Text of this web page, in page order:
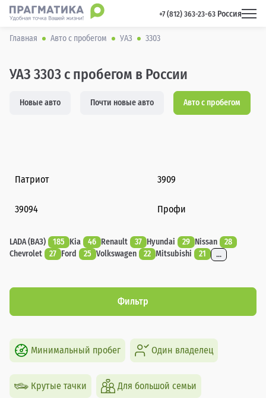
+7 (812) 363-23-63 Россия
Главная Авто с пробегом УАЗ 3303
УАЗ 3303 с пробегом в России
Новые авто Почти новые авто Авто с пробегом
Патриот 3909
39094 Профи
LADA (ВАЗ) 185 Kia 46 Renault 37 Hyundai 29 Nissan
28
Chevrolet
27 Ford 25 Volkswagen 22 Mitsubishi 21 ...
Фильтр
Минимальный пробег Один владелец
Крутые тачки Для большой семьи